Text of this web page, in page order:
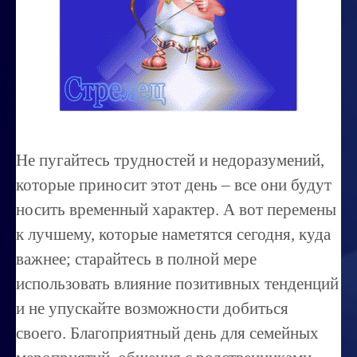
Миссиональность
Королевский гороскоп
Найти идеального партнера
Корректировка характера
Совместимость
Занятия по расшифровке снов
Магия денег
Позитивное мышление
Не пугайтесь трудностей и недоразумений,
которые приносит этот день – все они будут
носить временный характер. А вот перемены
к лучшему, которые наметятся сегодня, куда
важнее; старайтесь в полной мере
использовать влияние позитивных тенденций
и не упускайте возможности добиться
своего. Благоприятный день для семейных